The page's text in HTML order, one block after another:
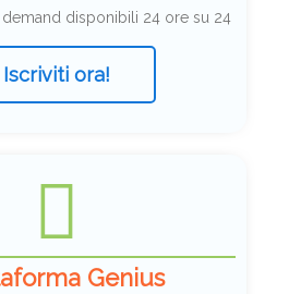
disponibili 24 ore su 24
Iscriviti ora!
Genius